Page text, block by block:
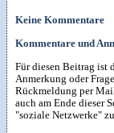
Keine Kommentare
Kommentare und
Für diesen Beitrag ist
Anmerkung oder
Rückmeldung per
auch am Ende dieser
"soziale Netzwerke"